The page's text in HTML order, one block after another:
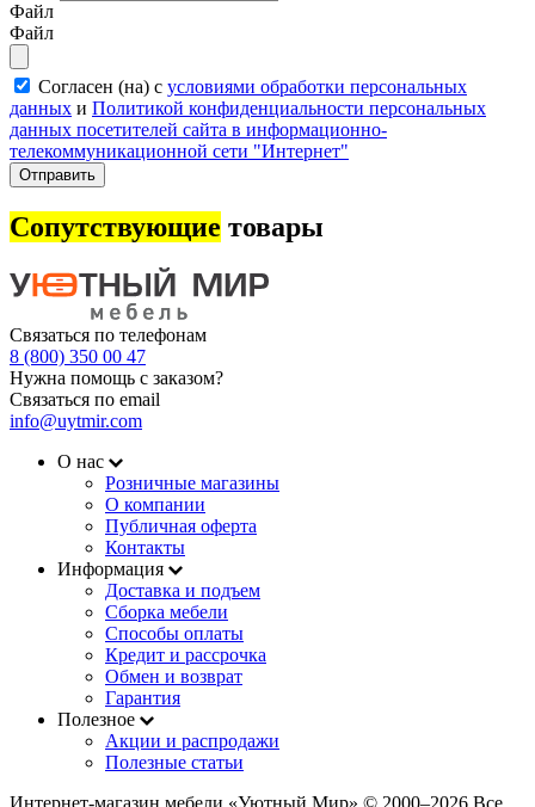
Файл
Файл
Согласен (на) с условиями обработки персональных
данных и Политикой конфиденциальности персональных
данных посетителей сайта в информационно-
телекоммуникационной сети "Интернет"
Отправить
Сопутствующие товары
Связаться по телефонам
8 (800) 350 00 47
Нужна помощь с заказом?
Связаться по email
info@uytmir.com
О нас
Розничные магазины
О компании
Публичная оферта
Контакты
Информация
Доставка и подъем
Сборка мебели
Способы оплаты
Кредит и рассрочка
Обмен и возврат
Гарантия
Полезное
Акции и распродажи
Полезные статьи